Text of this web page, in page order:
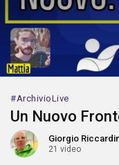
ArchivioLive
Un Nuovo
Giorgio
21 video